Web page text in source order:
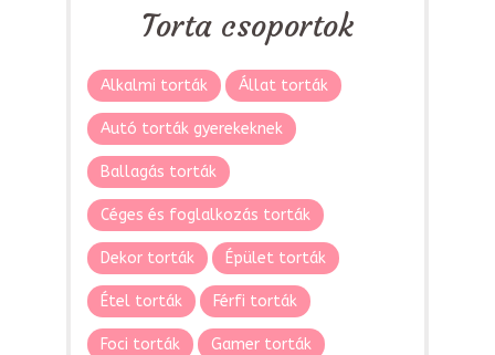
Torta csoportok
Alkalmi torták Állat torták
Autó torták gyerekeknek
Ballagás torták
Céges és foglalkozás torták
Dekor torták Épület torták
Étel torták Férfi torták
Foci torták Gamer torták